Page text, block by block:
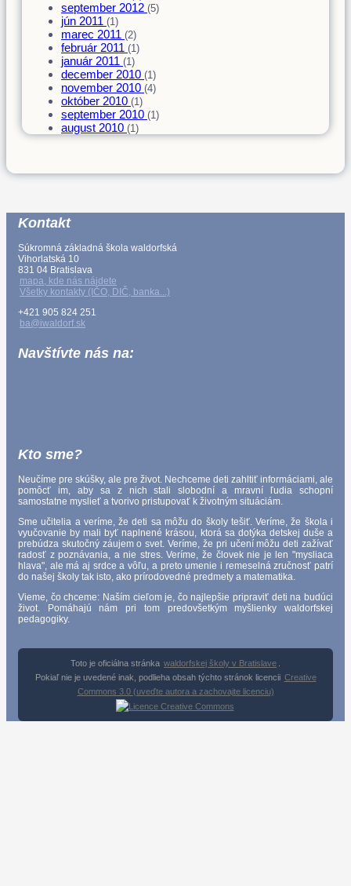
september 2012 (5)
jún 2011 (1)
marec 2011 (2)
február 2011 (1)
január 2011 (1)
december 2010 (1)
november 2010 (4)
október 2010 (1)
september 2010 (1)
august 2010 (1)
Kontakt
Súkromná základná škola waldorfská
Vihorlatská 10
831 04 Bratislava
mapa, kde nás nájdete
Všetky kontakty (IČO, DIČ, banka...)
+421 905 824 251
ba@iwaldorf.sk
Navštívte nás na:
Kto sme?
Neučíme pre skúšky, ale pre život. Nechceme deti zahltiť informáciami, ale
pomôcť im, aby sa z nich stali slobodní a mravní ľudia schopní
samostatne myslieť a tvorivo pristupovať k životným situáciám.
Sme učitelia a veríme, že deti sa môžu do školy tešiť. Veríme, že škola i
vyučovanie by mali byť naplnené krásou, ktorá sa dotýka detskej duše a
prebúdza skutočný záujem o svet. Veríme, že pri učení môžu deti zažívať
radosť z poznávania, a nie stres. Veríme, že človek nie je len "mysliaca
hlava", ale má aj srdce a vôľu, a preto umenie i remeselná zručnosť patrí
do našej školy tak isto, ako prírodovedné predmety a matematika.
Vieme, čo chceme: Naším cieľom je, čo najlepšie pripraviť deti na budúci
život. Pomáhajú nám pri tom predovšetkým myšlienky waldorfskej
pedagogiky.
Toto je oficiálna stránka waldorfskej školy v Bratislave
Pokiaľ nie je uvedené inak, podlieha obsah týchto stránok licencii Creative
Commons 3.0 (uveďte autora a zachovajte licenciu)